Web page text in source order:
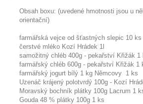
Obsah boxu: (uvedené hmotnosti jsou u
orientační)
farmářská vejce od šťastných slepic 10 ks
čerstvé mléko Kozí Hrádek 1l
samožitný chléb 400g - pekařství Křižák 1
farmářský chléb 600g - pekařství Křižák 1
farmářský jogurt bílý 1 kg Němcovy 1 ks
Uzenáč krájený polotvrdý 100g - Kozí
Moravský bochník plátky 100g Lacrum 1
Gouda 48 % plátky 100g 1 ks